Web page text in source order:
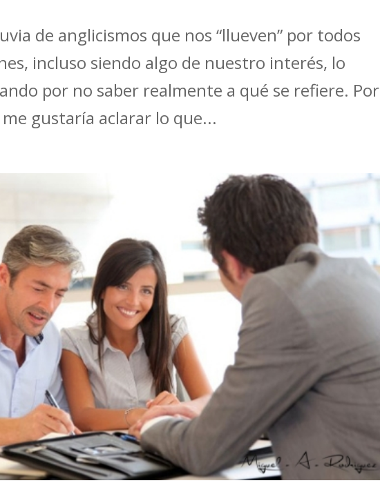
de anglicismos que nos “llueven” por todos
incluso siendo algo de nuestro interés, lo
por no saber realmente a qué se refiere. Por
gustaría aclarar lo que...